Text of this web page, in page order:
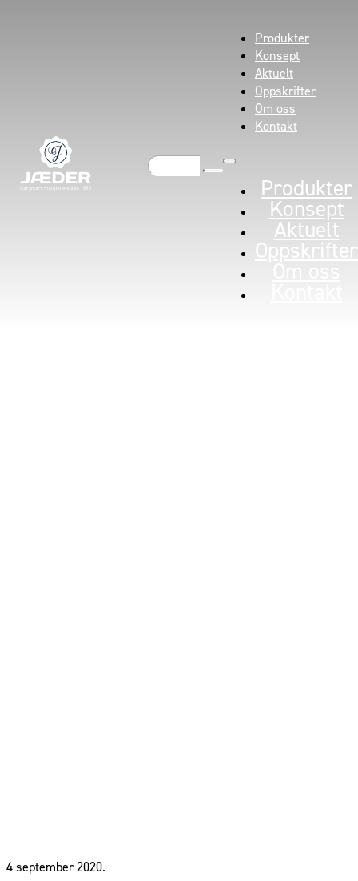
Søk
Produkter
Konsept
Aktuelt
Oppskrifter
Om oss
Kontakt
Produkter
Konsept
Aktuelt
Oppskrifter
4 september 2020.